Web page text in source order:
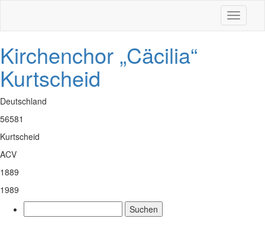
Toggle
Kirchenchor „Cäcilia“
Kurtscheid
Deutschland
56581
Kurtscheid
ACV
1889
1989
nach: